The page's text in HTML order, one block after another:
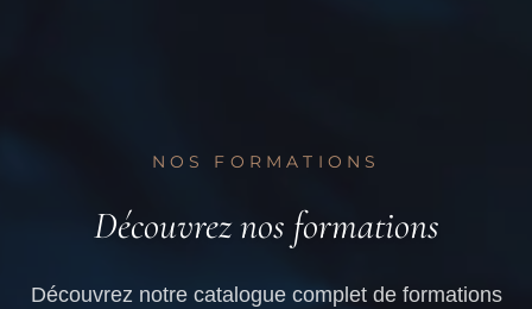
NOS FORMATIONS
Découvrez nos formations
Découvrez notre catalogue complet de formations